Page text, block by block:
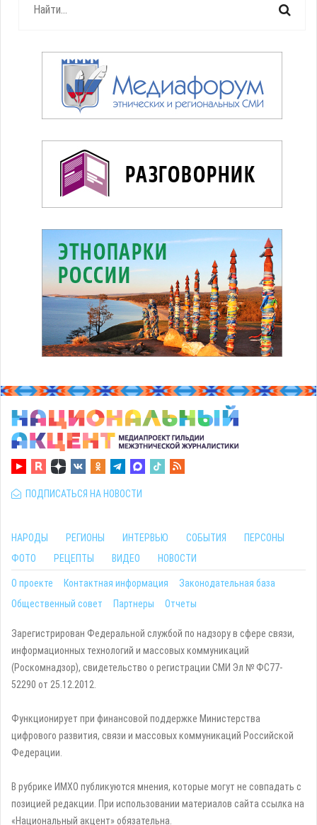
ПОДПИСАТЬСЯ НА НОВОСТИ
НАРОДЫ РЕГИОНЫ ИНТЕРВЬЮ СОБЫТИЯ
ПЕРСОНЫ
ФОТО
РЕЦЕПТЫ ВИДЕО НОВОСТИ
О проекте Контактная информация
Законодательная база
Общественный совет
Партнеры Отчеты
Зарегистрирован Федеральной службой по надзору в сфере связи,
информационных технологий и массовых коммуникаций
(Роскомнадзор), свидетельство о регистрации СМИ Эл № ФС77-
52290 от 25.12.2012.
Функционирует при финансовой поддержке Министерства
цифрового развития, связи и массовых коммуникаций Российской
Федерации.
В рубрике ИМХО публикуются мнения, которые могут не совпадать с
позицией редакции. При использовании материалов сайта ссылка на
«Национальный акцент» обязательна.